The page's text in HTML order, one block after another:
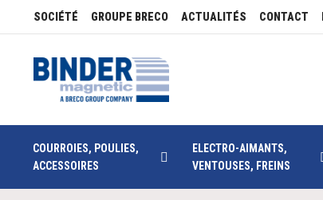
SOCIÉTÉ GROUPE BRECO ACTUALITÉS CONTACT
COURROIES, POULIES,
ACCESSOIRES
ELECTRO-AIMANTS,
VENTOUSES, FREINS